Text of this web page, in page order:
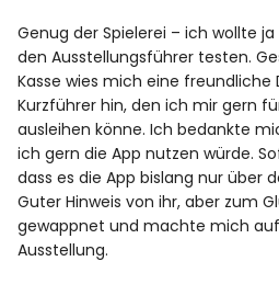
Genug der Spielerei – ich wollte
den Ausstellungsführer testen.
Kasse wies mich eine
Kurzführer hin, den ich mir gern
ausleihen könne. Ich bedankte
ich gern die App nutzen würde.
dass es die App bislang nur über
Guter Hinweis von ihr, aber zum
gewappnet und machte mich
Ausstellung.